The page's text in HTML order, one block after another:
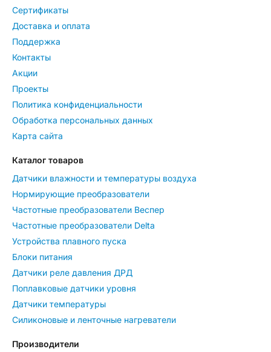
Сертификаты
Доставка и оплата
Поддержка
Контакты
Акции
Проекты
Политика конфиденциальности
Обработка персональных данных
Карта сайта
Каталог товаров
Датчики влажности и температуры воздуха
Нормирующие преобразователи
Частотные преобразователи Веспер
Частотные преобразователи Delta
Устройства плавного пуска
Блоки питания
Датчики реле давления ДРД
Поплавковые датчики уровня
Датчики температуры
Силиконовые и ленточные нагреватели
Производители